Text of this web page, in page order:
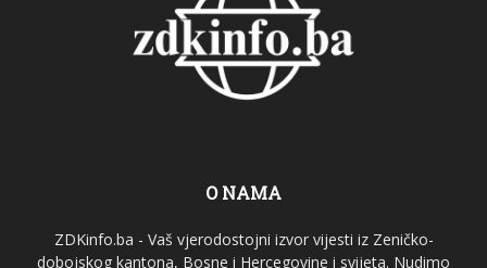
O NAMA
ZDKinfo.ba - Vaš vjerodostojni izvor vijesti iz Zeničko-
dobojskog kantona, Bosne i Hercegovine i svijeta. Nudimo